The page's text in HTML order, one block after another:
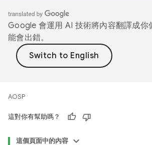
Google 會運用 AI 技術將內容翻譯成你
能會出錯。
AOSP
這對你有幫助嗎？
這個頁面中的內容